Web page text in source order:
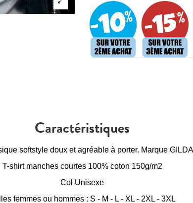
Caractéristiques
softstyle doux et agréable à porter. Marque
T-shirt manches courtes 100% coton 150g/m2
Col Unisexe
femmes ou hommes : S - M - L - XL - 2XL - 3XL